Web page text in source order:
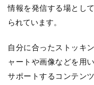
情報を発信する場とし
られています。
自分に合ったストッキ
ャートや画像などを用
サポートするコンテン